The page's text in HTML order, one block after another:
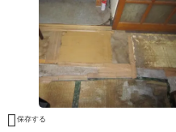
 保存する